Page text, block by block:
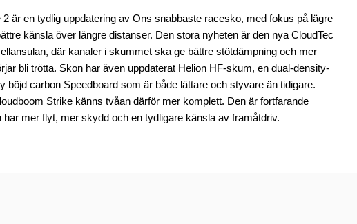
är en tydlig uppdatering av Ons snabbaste racesko, med fokus på lägre
känsla över längre distanser. Den stora nyheten är den nya CloudTec
där kanaler i skummet ska ge bättre stötdämpning och mer
bli trötta. Skon har även uppdaterat Helion HF-skum, en dual-density-
böjd carbon Speedboard som är både lättare och styvare än tidigare.
Strike känns tvåan därför mer komplett. Den är fortfarande
mer flyt, mer skydd och en tydligare känsla av framåtdriv.